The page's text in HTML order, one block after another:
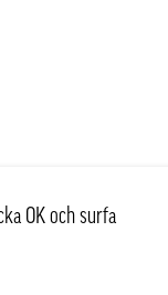
OK och surfa